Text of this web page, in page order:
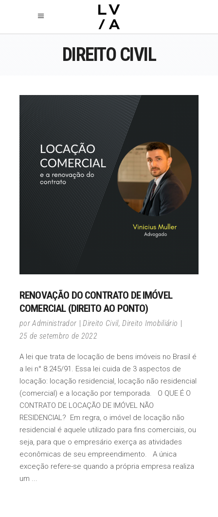
DIREITO CIVIL
RENOVAÇÃO DO CONTRATO DE IMÓVEL
COMERCIAL (DIREITO AO PONTO)
porAdministrador Direito Civil,Direito Imobiliário
25 de setembro de 2022
A lei que trata de locação de bens imóveis no Brasil é
a lei n° 8.245/91. Essa lei cuida de 3 aspectos de
locação: locação residencial, locação não residencial
(comercial) e a locação por temporada. O QUE É O
CONTRATO DE LOCAÇÃO DE IMÓVEL NÃO
RESIDENCIAL? Em regra, o imóvel de locação não
residencial é aquele utilizado para fins comerciais, ou
seja, para que o empresário exerça as atividades
econômicas de seu empreendimento. A única
exceção refere-se quando a própria empresa realiza
um